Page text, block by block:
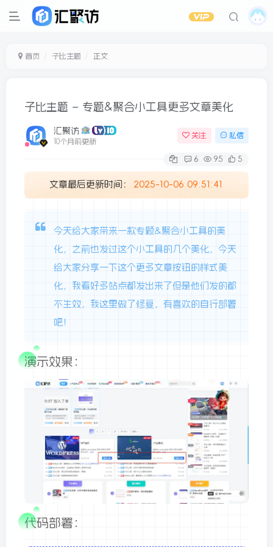
首页 子比主题 正文
子比主题 – 专题&聚合小工具更多文章美化
汇聚访
10个月前更新
关注 私信
6 95 5
文章最后更新时间： 2025-10-06 09:51:41
今天给大家带来一款专题&聚合小工具的美
化，之前也发过这个小工具的几个美化，今天
给大家分享一下这个更多文章按钮的样式美
化，我看好多站点都发出来了但是他们发的都
不生效，我这里做了修复，有喜欢的自行部署
吧！
演示效果：
代码部署：